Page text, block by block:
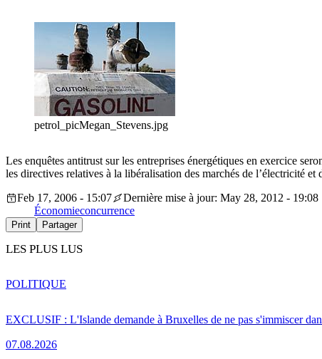
petrol_picMegan_Stevens.jpg
Les enquêtes antitrust sur les entreprises énergétiques en exercice
les directives relatives à la libéralisation des marchés de l’électricité et
Feb 17, 2006 - 15:07
Dernière mise à jour: May 28, 2012 - 19:08
Économieconcurrence
Print Partager
LES PLUS LUS
EXCLUSIF : L'Islande demande à Bruxelles de ne pas s'immiscer
07.08.2026
POLITIQUE